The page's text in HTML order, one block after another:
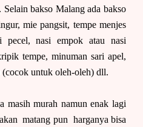
bakso Malang ada bakso
mie pangsit, tempe menjes
pecel, nasi empok atau nasi
tempe, minuman sari apel,
(cocok untuk oleh-oleh) dll.
masih murah namun enak lagi
matang pun harganya bisa